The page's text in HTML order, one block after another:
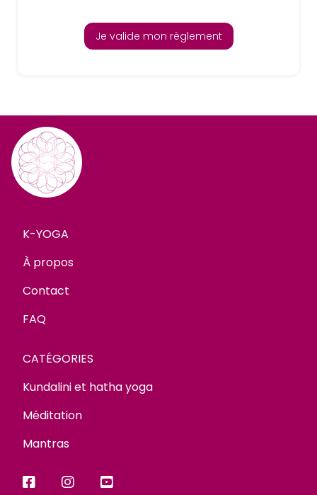
Je valide mon règlement
K-YOGA
À propos
Contact
FAQ
CATÉGORIES
Kundalini et hatha yoga
Méditation
Mantras